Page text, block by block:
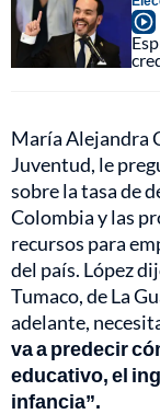
María Alejandra
Juventud, le
sobre la tasa de
Colombia y las
recursos para
del país. López
Tumaco, de La
adelante,
va a predecir
educativo, el
infancia”.